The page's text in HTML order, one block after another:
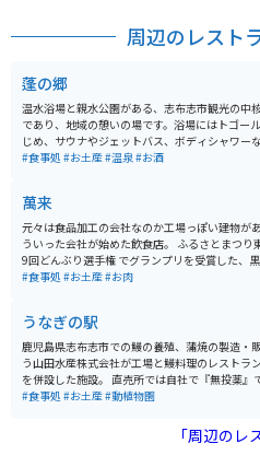
周辺のレスト
蓬の郷
温水浴場と親水公園がある、志布志市観光の中
であり、地域の憩いの場です。浴場にはトゴー
じめ、サウナやジェットバス、ボディシャワー
入浴施設が完備されているほか、レストランや特
できる親水公園やパターゴルフ場（300円）もあ
族で楽しめます。 また、養殖鰻の生産量日本一を誇る鹿
児島県の中でも、大隅半島は主要な生産地です
ランせせらぎ亭では「鰻のおひつまぶし」など
ことができます。 電話番号 099-475-2626 FAX番号 099-
#食事処 #お土産#温泉#お酒
萬来
元々は食品加工の会社なのか工場っぽい建物が
ういった会社が始めた飲食店。 ふるさとまつ
9回どんぶり選手権 でグランプリを受賞した、
丼なるものが食べれます。 鹿児島黒豚をここで是
#食事処 #お土産#お肉
うなぎの駅
鹿児島県志布志市での鰻の養殖、蒲焼の製造・
う山田水産株式会社が工場と鰻料理のレストラ
を併設した施設。 直売所では自社で『無投薬』
鰻を使用した商品を初め、様々なブランドの鰻商
空パックや鰻ギフトを中心に、自社製品のしし
んま商品もあります。 また、お弁当、惣菜、地
#食事処 #お土産#動植物園
「周辺の